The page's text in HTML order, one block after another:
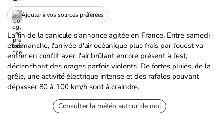
Ajouter à vos sources préférées
La fin de la canicule s'annonce agitée en France. Entre samedi
et dimanche, l'arrivée d'air océanique plus frais par l'ouest va
entrer en conflit avec l'air brûlant encore présent à l'est,
déclenchant des orages parfois violents. De fortes pluies, de la
grêle, une activité électrique intense et des rafales pouvant
dépasser 80 à 100 km/h sont à craindre.
Consulter la météo autour de moi